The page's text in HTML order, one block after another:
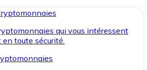
qui vous intéressent
toute sécurité.